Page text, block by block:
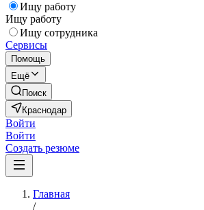
Ищу работу
Ищу работу
Ищу сотрудника
Сервисы
Помощь
Ещё
Поиск
Краснодар
Войти
Войти
Создать резюме
Главная
/